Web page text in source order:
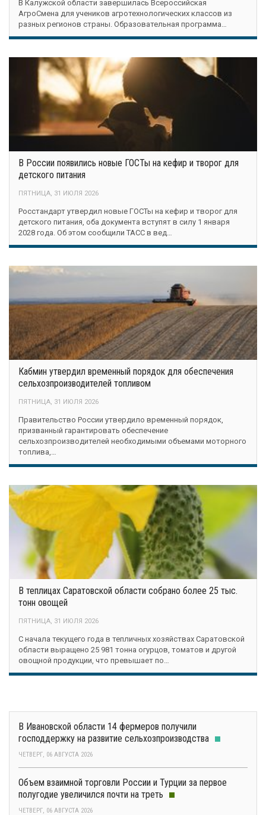
В Калужской области завершилась Всероссийская
АгроСмена для учеников агротехнологических классов из
разных регионов страны. Образовательная программа…
В России появились новые ГОСТы на кефир и творог для
детского питания
ПЯТНИЦА, 31 ИЮЛЯ 2026
Росстандарт утвердил новые ГОСТы на кефир и творог для
детского питания, оба документа вступят в силу 1 января
2028 года. Об этом сообщили ТАСС в вед…
Кабмин утвердил временный порядок для обеспечения
сельхозпроизводителей топливом
ПЯТНИЦА, 31 ИЮЛЯ 2026
Правительство России утвердило временный порядок,
призванный гарантировать обеспечение
сельхозпроизводителей необходимыми объемами моторного
топлива,…
В теплицах Саратовской области собрано более 25 тыс.
тонн овощей
ПЯТНИЦА, 31 ИЮЛЯ 2026
С начала текущего года в тепличных хозяйствах Саратовской
области выращено 25 981 тонна огурцов, томатов и другой
овощной продукции, что превышает по…
В Ивановской области 14 фермеров получили
господдержку на развитие сельхозпроизводства
ЧЕТВЕРГ, 06 АВГУСТА 2026
Объем взаимной торговли России и Турции за первое
полугодие увеличился почти на треть
ЧЕТВЕРГ, 06 АВГУСТА 2026